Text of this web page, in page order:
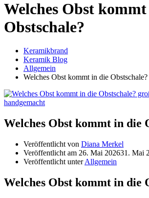
Welches Obst
Obstschale?
Keramikbrand
Keramik Blog
Allgemein
Welches Obst kommt in die Obstschale?
Welches Obst kommt in die
Veröffentlicht von Diana Merkel
Veröffentlicht am 26. Mai 202631. Mai
Veröffentlicht unterAllgemein
Welches Obst kommt in die